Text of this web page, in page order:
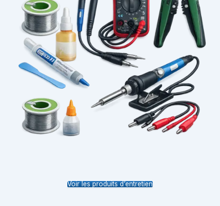
Voir les produits d’entretien